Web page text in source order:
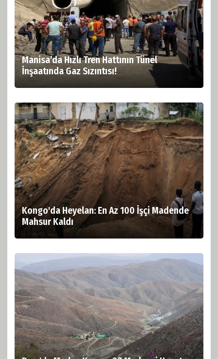
Manisa’da Hızlı Tren Hattının Tünel
İnşaatında Gaz Sızıntısı!
Kongo'da Heyelan: En Az 100 İşçi Madende
Mahsur Kaldı